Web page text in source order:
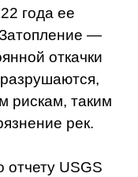
года ее
—
откачки
рискам, таким
рек.
отчету USGS